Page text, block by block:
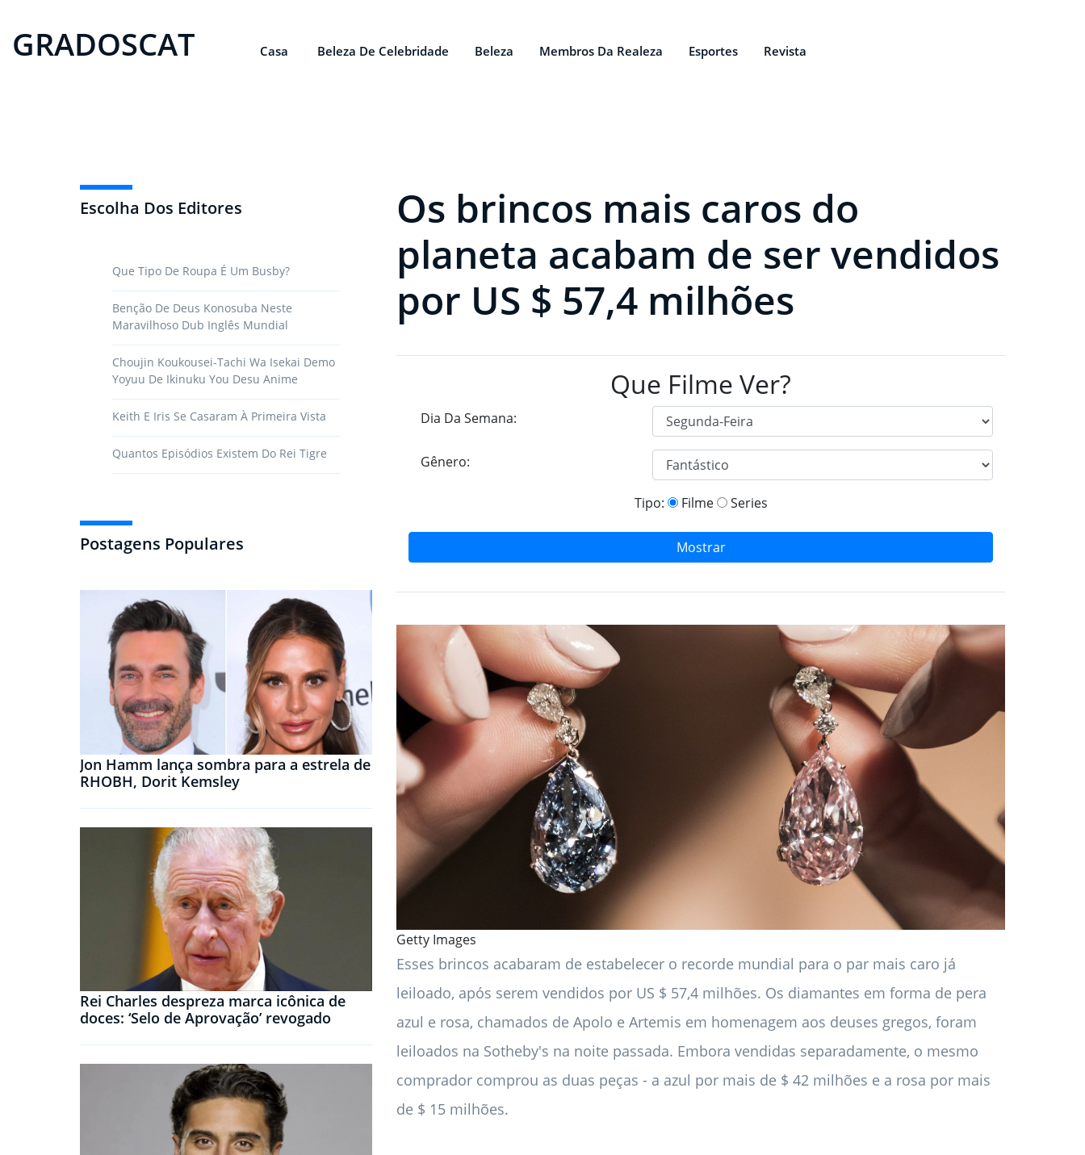
GRADOSCAT Casa Beleza De Celebridade Beleza Membros Da Realeza Esportes Revista
Escolha Dos Editores
Que Tipo De Roupa É Um Busby?
Benção De Deus Konosuba Neste
Maravilhoso Dub Inglês Mundial
Choujin Koukousei-Tachi Wa Isekai Demo
Yoyuu De Ikinuku You Desu Anime
Keith E Iris Se Casaram À Primeira Vista
Quantos Episódios Existem Do Rei Tigre
Postagens Populares
Jon Hamm lança sombra para a estrela de
RHOBH, Dorit Kemsley
Rei Charles despreza marca icônica de
doces: ‘Selo de Aprovação’ revogado
Os brincos mais caros do
planeta acabam de ser vendidos
por US $ 57,4 milhões
Que Filme Ver?
Dia Da Semana:
Gênero:
Tipo: Filme Series
Mostrar
Getty Images
Esses brincos acabaram de estabelecer o recorde mundial para o par mais caro já
leiloado, após serem vendidos por US $ 57,4 milhões. Os diamantes em forma de pera
azul e rosa, chamados de Apolo e Artemis em homenagem aos deuses gregos, foram
leiloados na Sotheby's na noite passada. Embora vendidas separadamente, o mesmo
comprador comprou as duas peças - a azul por mais de $ 42 milhões e a rosa por mais
de $ 15 milhões.